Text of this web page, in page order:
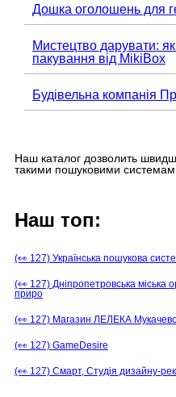
Дошка оголошень для
Мистецтво дарувати:
пакування від MikiBox
Будівельна компанія
Наш каталог дозволить
такими пошуковими
Наш топ:
(👀 127) Українська пошукова
(👀 127) Дніпропетровська міська
приро
(👀 127) Магазин ЛЕЛЕКА
(👀 127) GameDesire
(👀 127) Смарт, Студія дизайну-